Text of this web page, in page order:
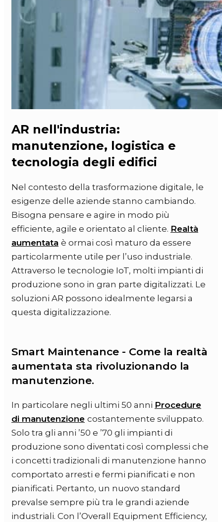
AR nell'industria:
manutenzione, logistica e
tecnologia degli edifici
Nel contesto della trasformazione digitale, le
esigenze delle aziende stanno cambiando.
Bisogna pensare e agire in modo più
efficiente, agile e orientato al cliente. Realtà
aumentata è ormai così maturo da essere
particolarmente utile per l’uso industriale.
Attraverso le tecnologie IoT, molti impianti di
produzione sono in gran parte digitalizzati. Le
soluzioni AR possono idealmente legarsi a
questa digitalizzazione.
Smart Maintenance - Come la realtà
aumentata sta rivoluzionando la
manutenzione.
In particolare negli ultimi 50 anni Procedure
di manutenzione costantemente sviluppato.
Solo tra gli anni ’50 e ’70 gli impianti di
produzione sono diventati così complessi che
i concetti tradizionali di manutenzione hanno
comportato arresti e fermi pianificati e non
pianificati. Pertanto, un nuovo standard
prevalse sempre più tra le grandi aziende
industriali. Con l’Overall Equipment Efficiency,